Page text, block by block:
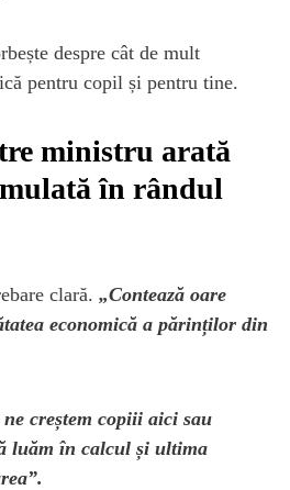
despre cât de mult
pentru copil și pentru tine.
ministru arată
în rândul
clară. „Contează oare
economică a părinților din
ne creștem copiii aici sau
luăm în calcul și ultima